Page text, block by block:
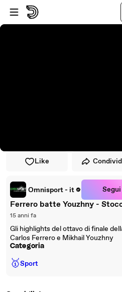
Vai al lettore
Passa al contenuto principale
Like
Omnisport - it Segui
Ferrero batte Youzhny -
15 anni fa
Gli highlights del ottavo di finale
Carlos Ferrero e Mikhail Youzhny
Categoria
🥇Sport